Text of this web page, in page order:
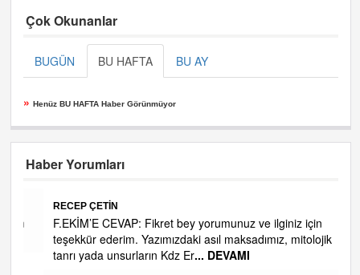
Çok Okunanlar
BUGÜN BU HAFTA BU AY
» Henüz BU HAFTA Haber Görünmüyor
Haber Yorumları
RECEP ÇETİN
F.EKİM’E CEVAP: Fikret bey yorumunuz ve ilginiz için
teşekkür ederim. Yazımızdaki asıl maksadımız, mitolojik
tanrı yada unsurların Kdz Er... DEVAMI